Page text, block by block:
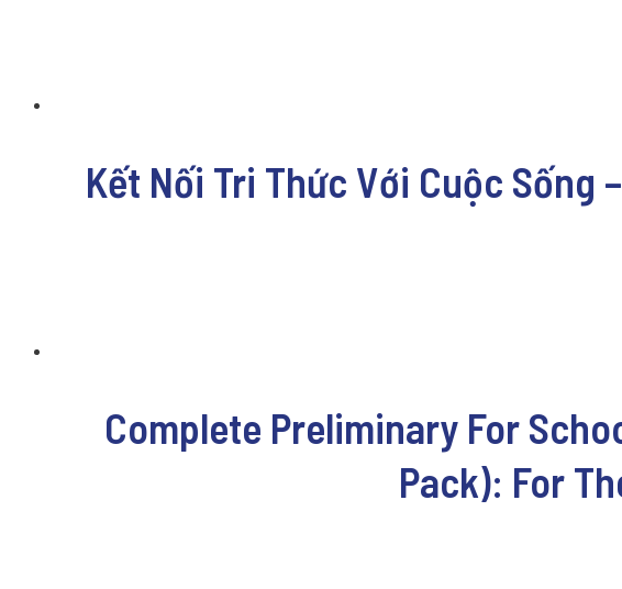
Kết Nối Tri Thức Với Cuộc Sống
Complete Preliminary For
Pack): For